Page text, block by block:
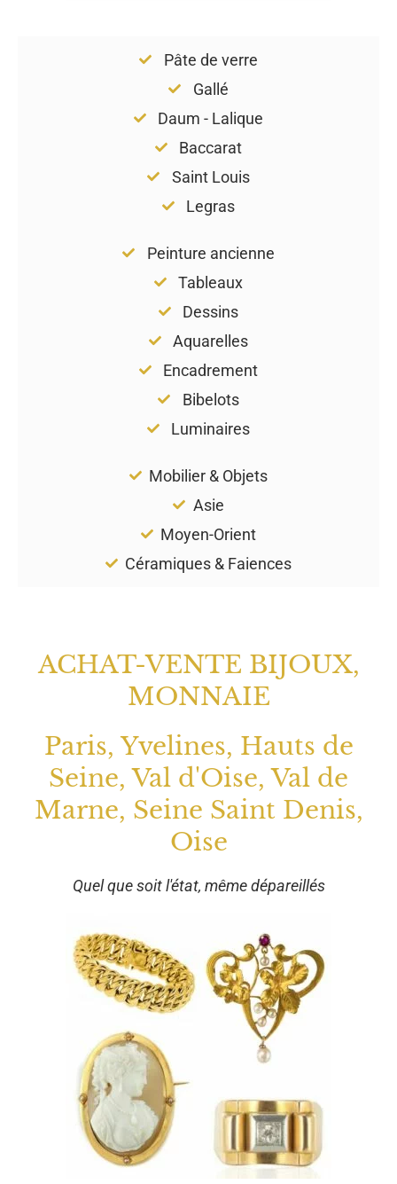
Pâte de verre
Gallé
Daum - Lalique
Baccarat
Saint Louis
Legras
Peinture ancienne
Tableaux
Dessins
Aquarelles
Encadrement
Bibelots
Luminaires
Mobilier & Objets
Asie
Moyen-Orient
Céramiques & Faiences
ACHAT-VENTE BIJOUX,
MONNAIE
Paris, Yvelines, Hauts de
Seine, Val d'Oise, Val de
Marne, Seine Saint Denis,
Oise
Quel que soit l'état, même dépareillés